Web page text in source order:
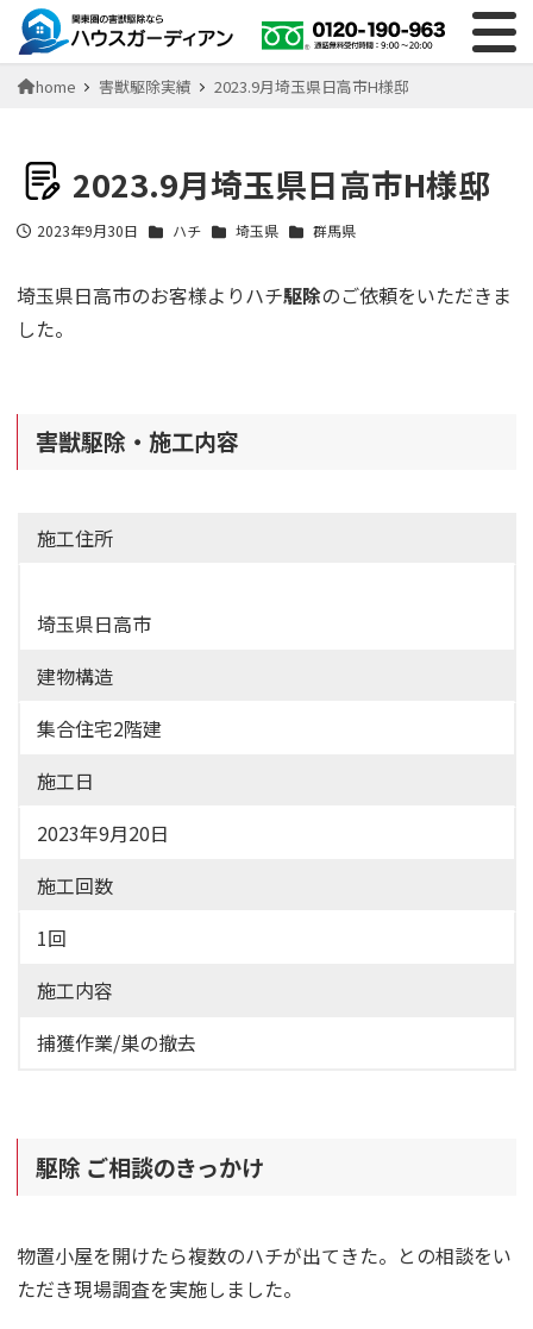
home 害獣駆除実績 2023.9月埼玉県日高市H様邸
2023.9月埼玉県日高市H様邸
投稿日
2023年9月30日 ハチ 埼玉県 群馬県
埼玉県日高市のお客様よりハチ駆除のご依頼をいただきま
した。
害獣駆除・施工内容
施工住所
埼玉県日高市
建物構造
集合住宅2階建
施工日
2023年9月20日
施工回数
1回
施工内容
捕獲作業/巣の撤去
駆除 ご相談のきっかけ
物置小屋を開けたら複数のハチが出てきた。との相談をい
ただき現場調査を実施しました。